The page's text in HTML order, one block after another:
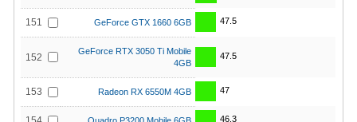
151 GeForce GTX 1660 6GB 47.5
152
GeForce RTX 3050 Ti Mobile
4GB
47.5
153 Radeon RX 6550M 4GB 47
46.3